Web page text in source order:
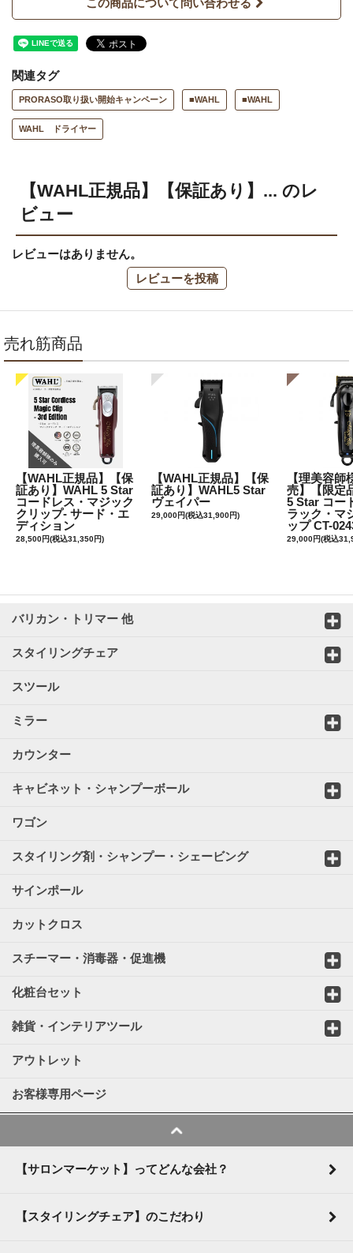
この商品について問い合わせる
関連タグ
PRORASO取り扱い開始キャンペーン ■WAHL ■WAHL
WAHL ドライヤー
【WAHL正規品】【保証あり】... のレ
ビュー
レビューはありません。
レビューを投稿
売れ筋商品
【WAHL正規品】【保
証あり】WAHL 5 Star
コードレス・マジック
クリップ- サード・エ
ディション
28,500円(税込31,350円)
【WAHL正規品】【保
証あり】WAHL5 Star
ヴェイパー
29,000円(税込31,900円)
【理美容師
売】【限定
5 Star コー
ラック・マ
ップ CT-
29,000円(税込
バリカン・トリマー 他
スタイリングチェア
スツール
ミラー
カウンター
キャビネット・シャンプーボール
ワゴン
スタイリング剤・シャンプー・シェービング
サインポール
カットクロス
スチーマー・消毒器・促進機
化粧台セット
雑貨・インテリアツール
アウトレット
お客様専用ページ
【サロンマーケット】ってどんな会社？
【スタイリングチェア】のこだわり